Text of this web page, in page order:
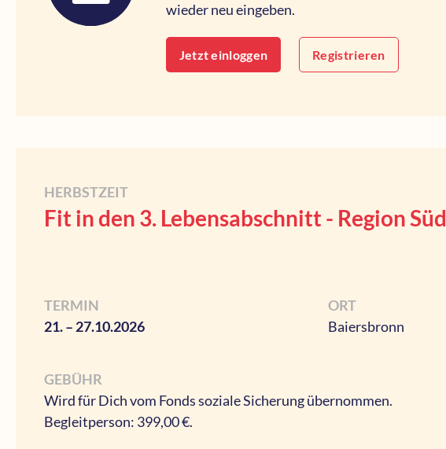
wieder neu eingeben.
Jetzt einloggen Registrieren
HERBSTZEIT
Fit in den 3. Lebensabschnitt - Region Süd
TERMIN
21. – 27.10.2026
ORT
Baiersbronn
GEBÜHR
Wird für Dich vom Fonds soziale Sicherung übernommen.
Begleitperson: 399,00 €.